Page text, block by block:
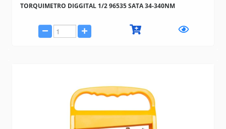
TORQUIMETRO DIGGITAL 1/2 96535 SATA 34-340NM